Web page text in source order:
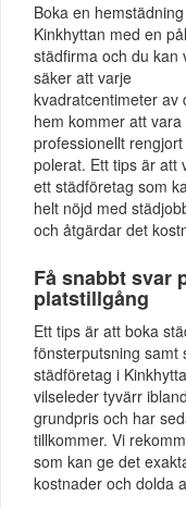
Boka en
Kinkhyttan med en
städfirma och du kan
säker att varje
kvadratcentimeter av
hem kommer att vara
professionellt rengjort
polerat. Ett tips är att
ett städföretag som
helt nöjd med
och åtgärdar det
Få snabbt svar
platstillgång
Ett tips är att boka
fönsterputsning samt
städföretag i
vilseleder tyvärr
grundpris och har
tillkommer. Vi
som kan ge det
kostnader och dolda